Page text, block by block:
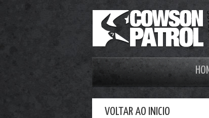
VOLTAR AO INICIO